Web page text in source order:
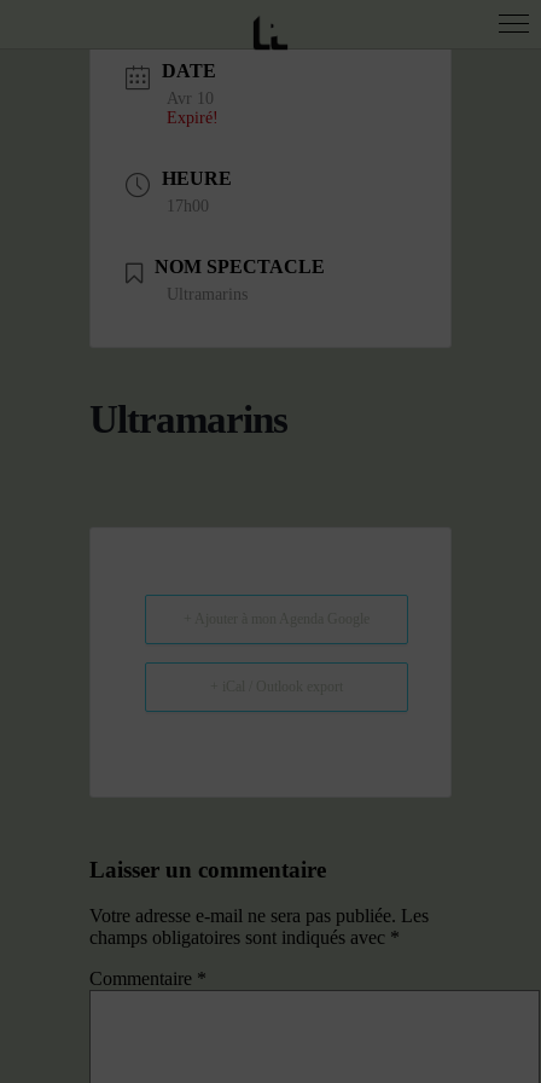
DATE
Avr 10
Expiré!
HEURE
17h00
NOM SPECTACLE
Ultramarins
Ultramarins
Laisser un commentaire
Votre adresse e-mail ne sera pas publiée. Les
champs obligatoires sont indiqués avec *
Commentaire *